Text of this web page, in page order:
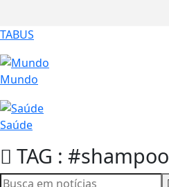
TABUS
Mundo
Saúde
TAG : #shampoo